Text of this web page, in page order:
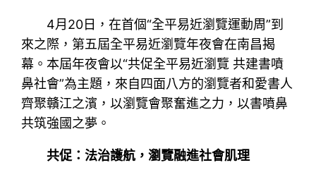
4月20日，在首個“全平易近瀏覽運動周”到
來之際，第五屆全平易近瀏覽年夜會在南昌揭
幕。本屆年夜會以“共促全平易近瀏覽 共建書噴
鼻社會”為主題，來自四面八方的瀏覽者和愛書人
齊聚贛江之濱，以瀏覽會聚奮進之力，以書噴鼻
共筑強國之夢。
共促：法治護航，瀏覽融進社會肌理